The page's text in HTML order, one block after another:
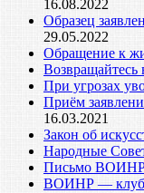
16.08.2022
Образец
29.05.2022
Обращение к
Возвращайтесь
При угрозах
Приём
16.03.2021
Закон об
Народные
Письмо ВОИНР
ВОИНР — клуб